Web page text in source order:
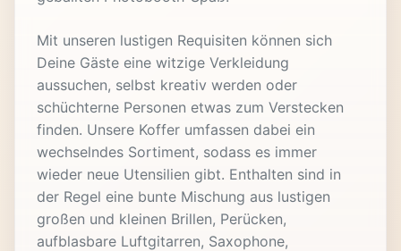
Mit unseren lustigen Requisiten können sich
Deine Gäste eine witzige Verkleidung
aussuchen, selbst kreativ werden oder
schüchterne Personen etwas zum Verstecken
finden. Unsere Koffer umfassen dabei ein
wechselndes Sortiment, sodass es immer
wieder neue Utensilien gibt. Enthalten sind in
der Regel eine bunte Mischung aus lustigen
großen und kleinen Brillen, Perücken,
aufblasbare Luftgitarren, Saxophone,